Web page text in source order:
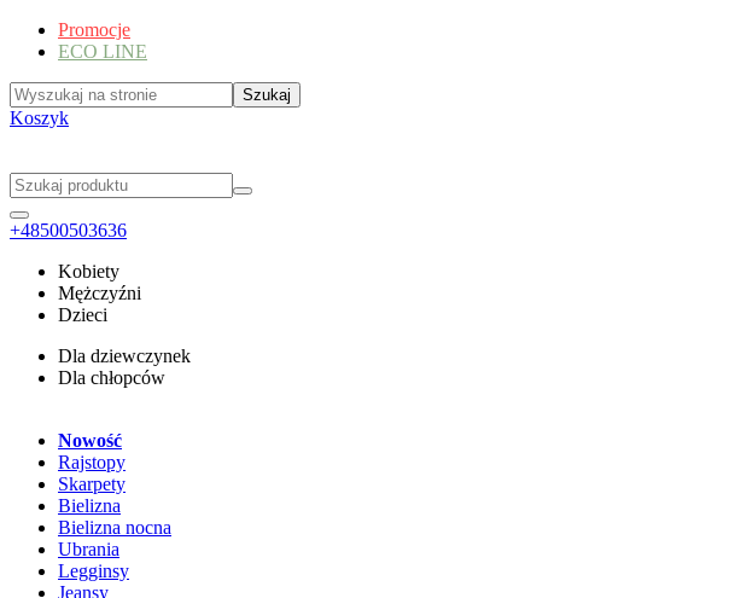
Promocje
ECO LINE
Koszyk
+48500503636
Kobiety
Mężczyźni
Dzieci
Dla dziewczynek
Dla chłopców
Nowość
Rajstopy
Skarpety
Bielizna
Bielizna nocna
Ubrania
Legginsy
Jeansy